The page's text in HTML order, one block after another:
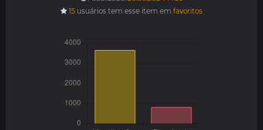
15 usuários tem esse item em favoritos